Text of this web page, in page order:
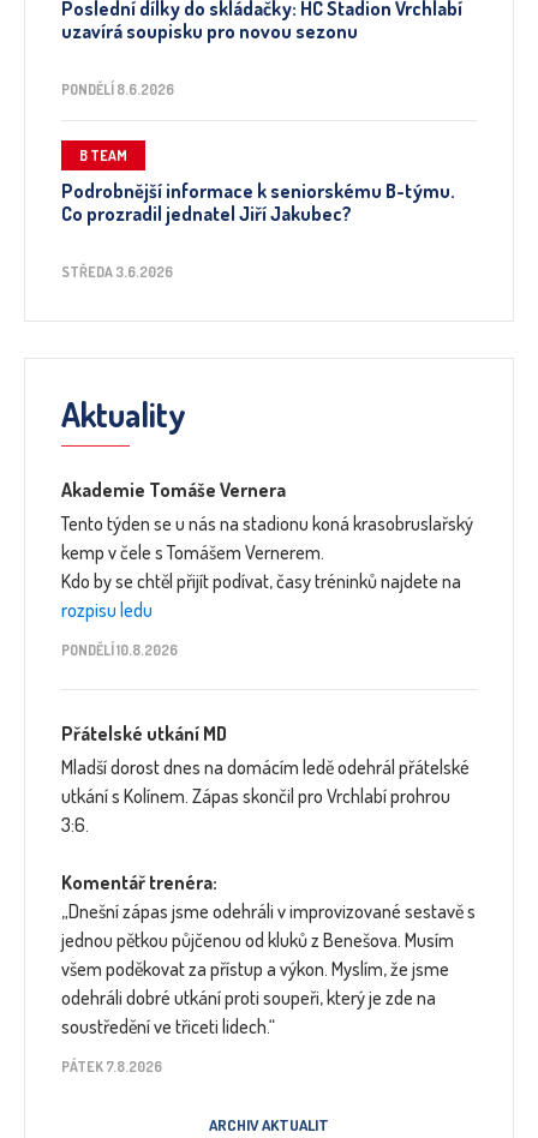
Poslední dílky do skládačky: HC Stadion Vrchlabí
uzavírá soupisku pro novou sezonu
PONDĚLÍ 8.6.2026
B TEAM
Podrobnější informace k seniorskému B-týmu.
Co prozradil jednatel Jiří Jakubec?
STŘEDA 3.6.2026
Aktuality
Akademie Tomáše Vernera
Tento týden se u nás na stadionu koná krasobruslařský
kemp v čele s Tomášem Vernerem.
Kdo by se chtěl přijít podívat, časy tréninků najdete na
rozpisu ledu
PONDĚLÍ 10.8.2026
Přátelské utkání MD
Mladší dorost dnes na domácím ledě odehrál přátelské
utkání s Kolínem. Zápas skončil pro Vrchlabí prohrou
3:6.
Komentář trenéra:
„Dnešní zápas jsme odehráli v improvizované sestavě s
jednou pětkou půjčenou od kluků z Benešova. Musím
všem poděkovat za přístup a výkon. Myslím, že jsme
odehráli dobré utkání proti soupeři, který je zde na
soustředění ve třiceti lidech.“
PÁTEK 7.8.2026
ARCHIV AKTUALIT